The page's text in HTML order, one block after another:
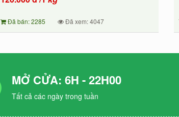
Đã bán: 2285 Đã xem: 4047
MỞ CỬA: 6H - 22H00
Tất cả các ngày trong tuần